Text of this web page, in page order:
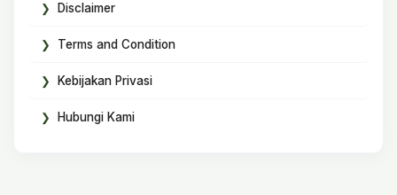
Disclaimer
Terms and Condition
Kebijakan Privasi
Hubungi Kami